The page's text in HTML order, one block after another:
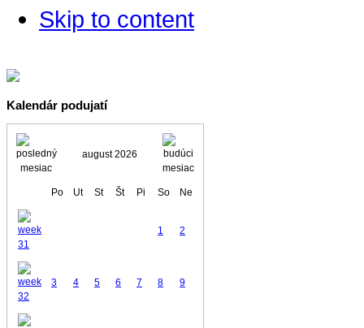
Skip to content
Kalendár podujatí
august 2026
Po Ut St Št Pi So Ne
1 2
3 4 5 6 7 8 9